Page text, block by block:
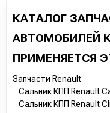
КАТАЛОГ
АВТОМОБИЛЕЙ
ПРИМЕНЯЕТСЯ
Запчасти Renault
Сальник КПП Renault
Сальник КПП Renault